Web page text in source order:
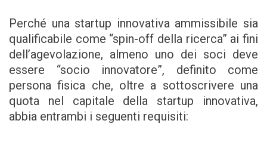
Perché una startup innovativa ammissibile sia
qualificabile come “spin-off della ricerca” ai fini
dell’agevolazione, almeno uno dei soci deve
essere “socio innovatore”, definito come
persona fisica che, oltre a sottoscrivere una
quota nel capitale della startup innovativa,
abbia entrambi i seguenti requisiti: